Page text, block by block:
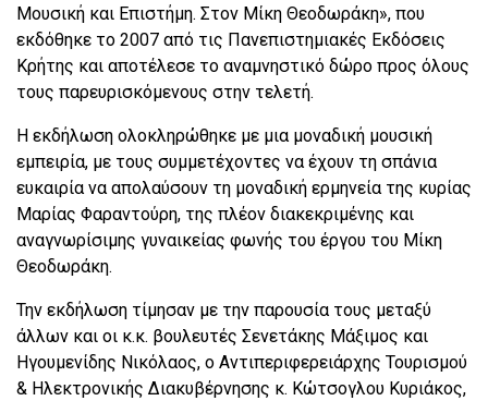
Μουσική και Επιστήμη. Στον Μίκη Θεοδωράκη», που
εκδόθηκε το 2007 από τις Πανεπιστημιακές Εκδόσεις
Κρήτης και αποτέλεσε το αναμνηστικό δώρο προς όλους
τους παρευρισκόμενους στην τελετή.
Η εκδήλωση ολοκληρώθηκε με μια μοναδική μουσική
εμπειρία, με τους συμμετέχοντες να έχουν τη σπάνια
ευκαιρία να απολαύσουν τη μοναδική ερμηνεία της κυρίας
Μαρίας Φαραντούρη, της πλέον διακεκριμένης και
αναγνωρίσιμης γυναικείας φωνής του έργου του Μίκη
Θεοδωράκη.
Την εκδήλωση τίμησαν με την παρουσία τους μεταξύ
άλλων και οι κ.κ. βουλευτές Σενετάκης Μάξιμος και
Ηγουμενίδης Νικόλαος, ο Αντιπεριφερειάρχης Τουρισμού
& Ηλεκτρονικής Διακυβέρνησης κ. Κώτσογλου Κυριάκος,